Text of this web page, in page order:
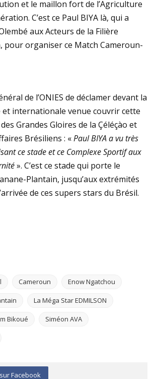
et le maillon fort de l’Agriculture
C’est ce Paul BIYA là, qui a
aux Acteurs de la Filière
pour organiser ce Match Cameroun-
de l’ONIES de déclamer devant la
et internationale venue couvrir cette
Grandes Gloires de la Çéléçào et
Brésiliens : «Paul BIYA a vu très
ce stade et ce Complexe Sportif aux
». C’est ce stade qui porte le
Plantain, jusqu’aux extrémités
de ces supers stars du Brésil.
Cameroun Enow Ngatchou
La Méga Star EDMILSON
Bikoué Siméon AVA
Facebook